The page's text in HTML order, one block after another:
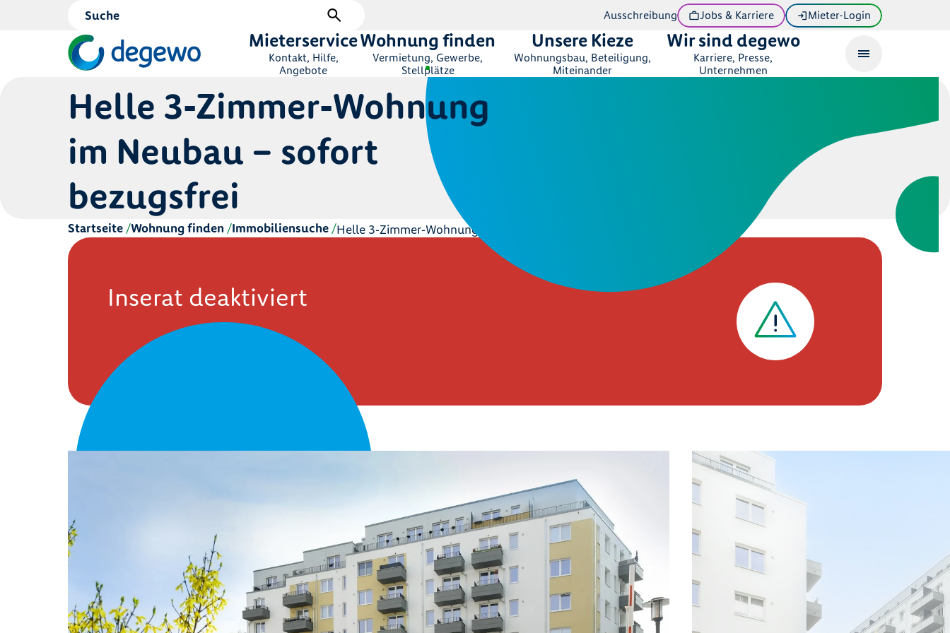
Ausschreibung Jobs & Karriere Mieter-Login
Mieterservice
Kontakt, Hilfe,
Angebote
Wohnung finden
Vermietung, Gewerbe,
Stellplätze
Unsere Kieze
Wohnungsbau, Beteiligung,
Miteinander
Wir sind degewo
Karriere, Presse,
Unternehmen
Helle 3‑Zimmer‑Wohnung
im Neubau – sofort
bezugsfrei
Startseite Wohnung finden Immobiliensuche Helle 3‑Zimmer‑Wohnung im Neubau – sofort bezugsfrei
Inserat deaktiviert